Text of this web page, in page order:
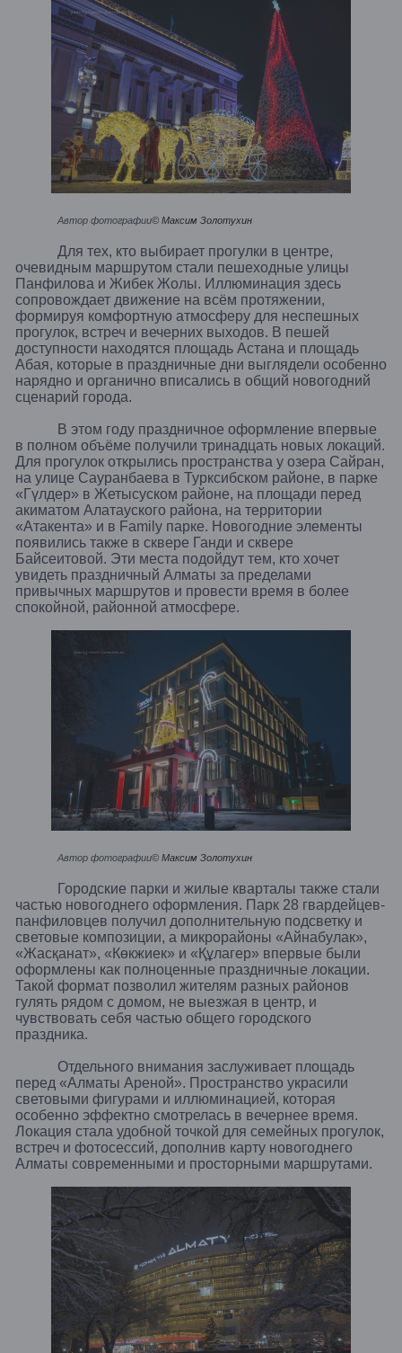
Автор фотографии© Максим Золотухин
Для тех, кто выбирает прогулки в центре,
очевидным маршрутом стали пешеходные улицы
Панфилова и Жибек Жолы. Иллюминация здесь
сопровождает движение на всём протяжении,
формируя комфортную атмосферу для неспешных
прогулок, встреч и вечерних выходов. В пешей
доступности находятся площадь Астана и площадь
Абая, которые в праздничные дни выглядели особенно
нарядно и органично вписались в общий новогодний
сценарий города.
В этом году праздничное оформление впервые
в полном объёме получили тринадцать новых локаций.
Для прогулок открылись пространства у озера Сайран,
на улице Сауранбаева в Турксибском районе, в парке
«Гүлдер» в Жетысуском районе, на площади перед
акиматом Алатауского района, на территории
«Атакента» и в Family парке. Новогодние элементы
появились также в сквере Ганди и сквере
Байсеитовой. Эти места подойдут тем, кто хочет
увидеть праздничный Алматы за пределами
привычных маршрутов и провести время в более
спокойной, районной атмосфере.
Автор фотографии© Максим Золотухин
Городские парки и жилые кварталы также стали
частью новогоднего оформления. Парк 28 гвардейцев-
панфиловцев получил дополнительную подсветку и
световые композиции, а микрорайоны «Айнабулак»,
«Жасқанат», «Көкжиек» и «Құлагер» впервые были
оформлены как полноценные праздничные локации.
Такой формат позволил жителям разных районов
гулять рядом с домом, не выезжая в центр, и
чувствовать себя частью общего городского
праздника.
Отдельного внимания заслуживает площадь
перед «Алматы Ареной». Пространство украсили
световыми фигурами и иллюминацией, которая
особенно эффектно смотрелась в вечернее время.
Локация стала удобной точкой для семейных прогулок,
встреч и фотосессий, дополнив карту новогоднего
Алматы современными и просторными маршрутами.